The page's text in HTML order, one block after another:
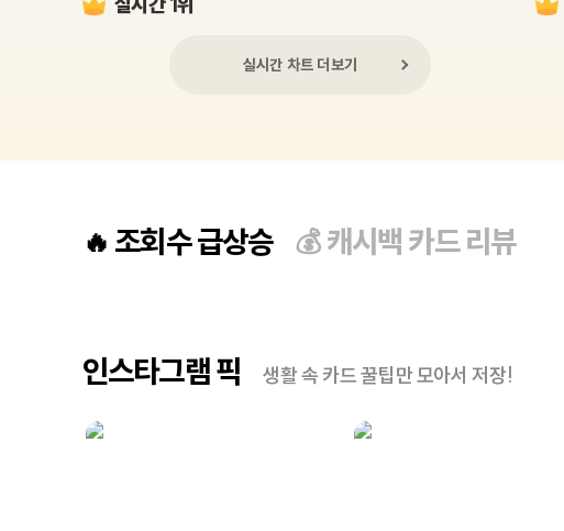
실시간 차트 더보기
🔥 조회수 급상승 💰캐시백 카드 리뷰
인스타그램 픽 생활 속 카드 꿀팁만 모아서 저장!